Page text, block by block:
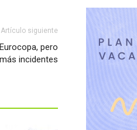
Artículo siguiente
pero
incidentes